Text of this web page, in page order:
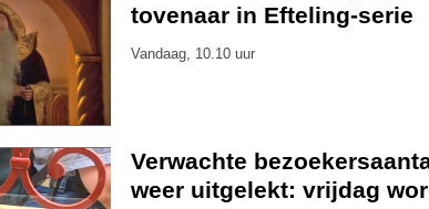
tovenaar in Efteling-serie
Vandaag, 10.10 uur
Verwachte
weer uitgelekt: vrijdag